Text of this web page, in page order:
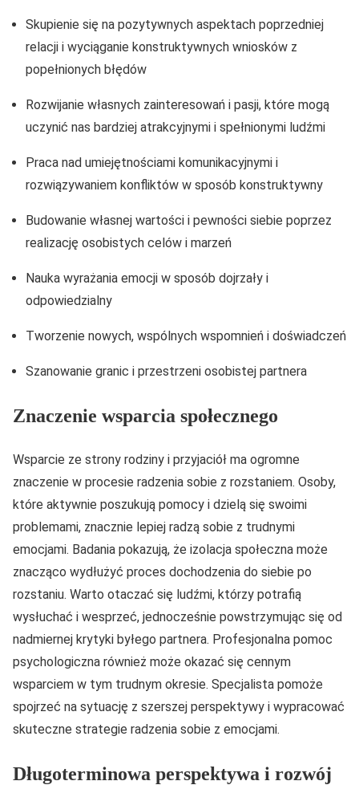
Skupienie się na pozytywnych aspektach poprzedniej
relacji i wyciąganie konstruktywnych wniosków z
popełnionych błędów
Rozwijanie własnych zainteresowań i pasji, które mogą
uczynić nas bardziej atrakcyjnymi i spełnionymi ludźmi
Praca nad umiejętnościami komunikacyjnymi i
rozwiązywaniem konfliktów w sposób konstruktywny
Budowanie własnej wartości i pewności siebie poprzez
realizację osobistych celów i marzeń
Nauka wyrażania emocji w sposób dojrzały i
odpowiedzialny
Tworzenie nowych, wspólnych wspomnień i doświadczeń
Szanowanie granic i przestrzeni osobistej partnera
Znaczenie wsparcia społecznego
Wsparcie ze strony rodziny i przyjaciół ma ogromne
znaczenie w procesie radzenia sobie z rozstaniem. Osoby,
które aktywnie poszukują pomocy i dzielą się swoimi
problemami, znacznie lepiej radzą sobie z trudnymi
emocjami. Badania pokazują, że izolacja społeczna może
znacząco wydłużyć proces dochodzenia do siebie po
rozstaniu. Warto otaczać się ludźmi, którzy potrafią
wysłuchać i wesprzeć, jednocześnie powstrzymując się od
nadmiernej krytyki byłego partnera. Profesjonalna pomoc
psychologiczna również może okazać się cennym
wsparciem w tym trudnym okresie. Specjalista pomoże
spojrzeć na sytuację z szerszej perspektywy i wypracować
skuteczne strategie radzenia sobie z emocjami.
Długoterminowa perspektywa i rozwój